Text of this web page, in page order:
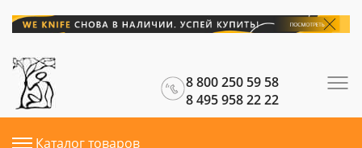
8 800 250 59 58
8 495 958 22 22
Каталог товаров